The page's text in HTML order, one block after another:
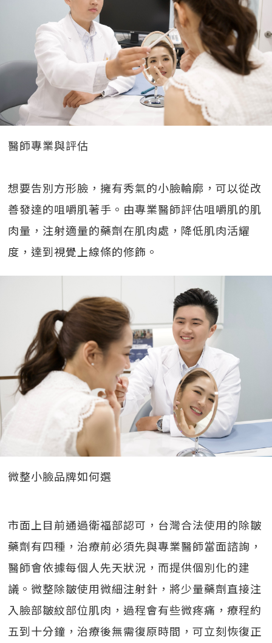
醫師專業與評估
想要告別方形臉，擁有秀氣的小臉輪廓，可以從改
善發達的咀嚼肌著手。由專業醫師評估咀嚼肌的肌
肉量，注射適量的藥劑在肌肉處，降低肌肉活耀
度，達到視覺上線條的修飾。
微整小臉品牌如何選
市面上目前通過衛福部認可，台灣合法使用的除皺
藥劑有四種，治療前必須先與專業醫師當面諮詢，
醫師會依據每個人先天狀況，而提供個別化的建
議。微整除皺使用微細注射針，將少量藥劑直接注
入臉部皺紋部位肌肉，過程會有些微疼痛，療程約
五到十分鐘，治療後無需復原時間，可立刻恢復正